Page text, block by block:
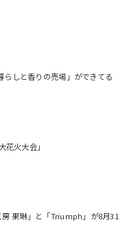
らしと香りの売場」ができてる
花火大会」
果琳」と「Triumph」が8月31